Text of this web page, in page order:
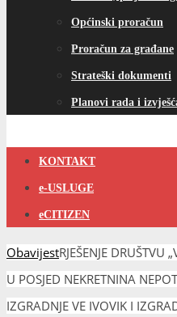
Općinski proračun
Proračun za građane
Strateški dokumenti
Planovi rada i
KONTAKT
e-USLUGE
eCITIZEN
ObavijestRJEŠENJE
U POSJED NEKRETNINA
IZGRADNJE VE IVOVIK I